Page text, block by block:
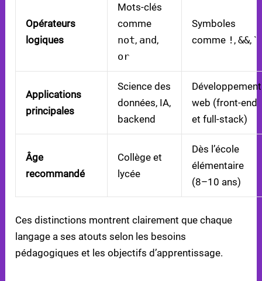
Opérateurs
logiques
Mots-clés
comme
not, and,
or
Symboles
comme ! ,&&, `
Applications
principales
Science des
données, IA,
backend
Développement
web (front-end
et full-stack)
Âge
recommandé
Collège et
lycée
Dès l’école
élémentaire
(8–10 ans)
Ces distinctions montrent clairement que chaque
langage a ses atouts selon les besoins
pédagogiques et les objectifs d’apprentissage.